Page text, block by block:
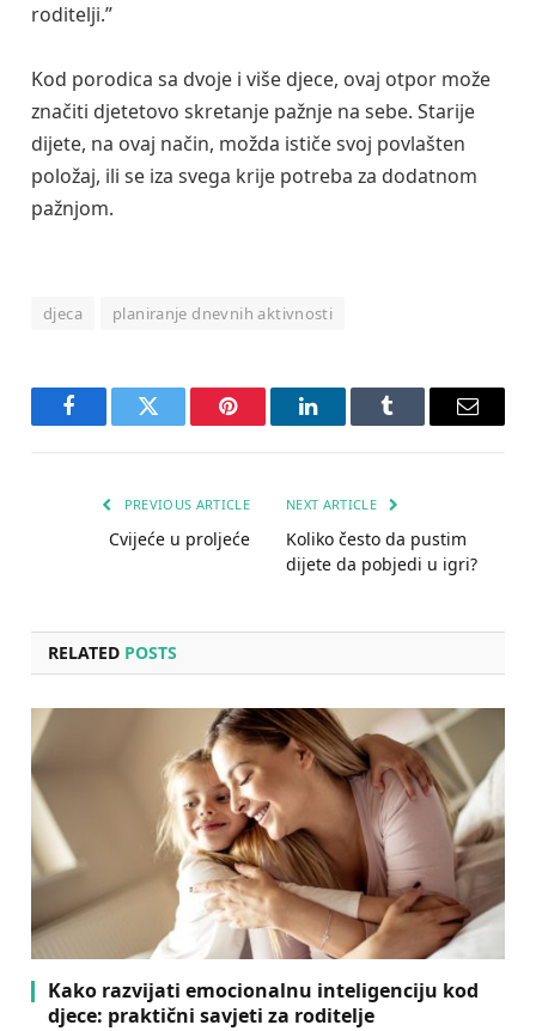
roditelji.”
Kod porodica sa dvoje i više djece, ovaj otpor može
značiti djetetovo skretanje pažnje na sebe. Starije
dijete, na ovaj način, možda ističe svoj povlašten
položaj, ili se iza svega krije potreba za dodatnom
pažnjom.
djeca planiranje dnevnih aktivnosti
FacebookTwitter Pinterest LinkedInTumblr Email
PREVIOUS ARTICLE
Cvijeće u proljeće
NEXT ARTICLE
Koliko često da pustim
dijete da pobjedi u igri?
RELATED POSTS
Kako razvijati emocionalnu inteligenciju kod
djece: praktični savjeti za roditelje